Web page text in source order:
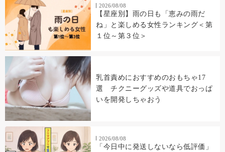
2026/08/08
【星座別】雨の日も「恵みの雨だ
ね」と楽しめる女性ランキング＜第
１位～第３位＞
乳首責めにおすすめのおもちゃ17
選 チクニーグッズや道具でおっぱ
いを開発しちゃおう
2026/08/08
「今日中に発送しないなら低評価」